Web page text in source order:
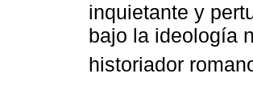
inquietante y
bajo la ideología
historiador